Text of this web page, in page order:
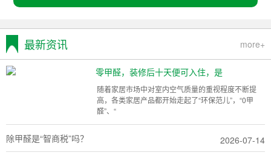
最新资讯 more+
零甲醛，装修后十天便可入住，是
随着家居市场中对室内空气质量的重视程度不断提
高，各类家居产品都开始走起了“环保范儿”，“0甲
醛”、“
除甲醛是“智商税”吗？ 2026-07-14